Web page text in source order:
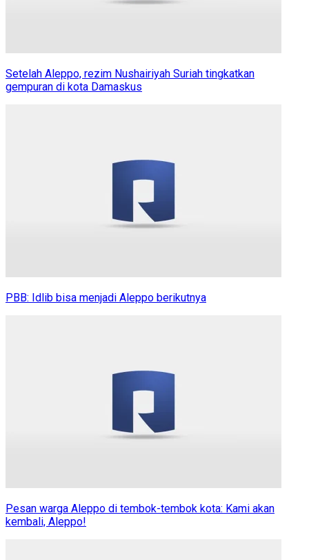
Setelah Aleppo, rezim Nushairiyah Suriah tingkatkan
gempuran di kota Damaskus
PBB: Idlib bisa menjadi Aleppo berikutnya
Pesan warga Aleppo di tembok-tembok kota: Kami akan
kembali, Aleppo!